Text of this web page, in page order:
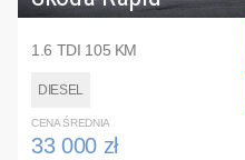
1.6 TDI 105 KM
DIESEL
CENA ŚREDNIA
33 000 zł